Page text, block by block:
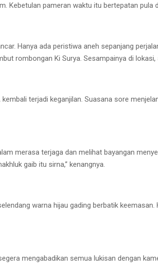
Kebetulan pameran waktu itu bertepatan pula
Hanya ada peristiwa aneh sepanjang
rombongan Ki Surya. Sesampainya di
terjadi keganjilan. Suasana sore
merasa terjaga dan melihat bayangan
gaib itu sirna,” kenangnya.
warna hijau gading berbatik
mengabadikan semua lukisan dengan